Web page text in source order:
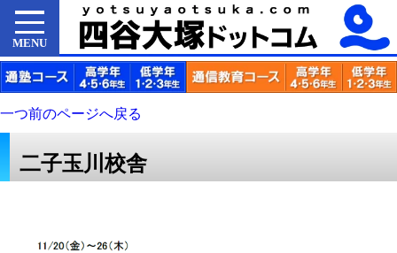
MENU
一つ前のページへ戻る
二子玉川校舎